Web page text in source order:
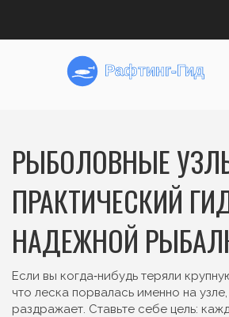
РЫБОЛОВНЫЕ
ПРАКТИЧЕСКИЙ
НАДЕЖНОЙ
Если вы когда‑нибудь теряли
что леска порвалась именно на
раздражает. Ставьте себе цель: